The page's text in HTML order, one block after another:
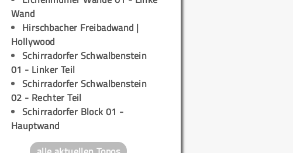
Wand
Hirschbacher Freibadwand |
Hollywood
Schirradorfer Schwalbenstein
01 - Linker Teil
Schirradorfer Schwalbenstein
02 - Rechter Teil
Schirradorfer Block 01 -
Hauptwand